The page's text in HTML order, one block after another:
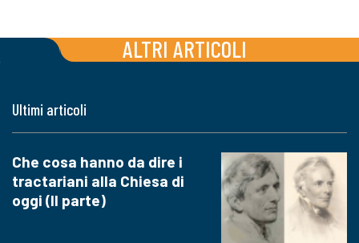
ALTRI ARTICOLI
Ultimi articoli
Che cosa hanno da dire i
tractariani alla Chiesa di
oggi (II parte)